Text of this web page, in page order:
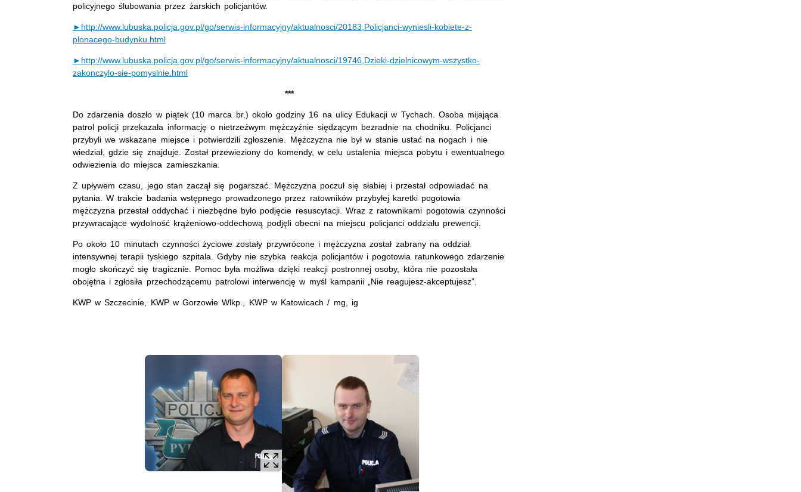
policyjnego ślubowania przez żarskich policjantów.
►http://www.lubuska.policja.gov.pl/go/serwis-informacyjny/aktualnosci/20183,Policjanci-wyniesli-kobiete-z-
plonacego-budynku.html
►http://www.lubuska.policja.gov.pl/go/serwis-informacyjny/aktualnosci/19746,Dzieki-dzielnicowym-wszystko-
zakonczylo-sie-pomyslnie.html
***
Do zdarzenia doszło w piątek (10 marca br.) około godziny 16 na ulicy Edukacji w Tychach. Osoba mijająca
patrol policji przekazała informację o nietrzeźwym mężczyźnie siędzącym bezradnie na chodniku. Policjanci
przybyli we wskazane miejsce i potwierdzili zgłoszenie. Mężczyzna nie był w stanie ustać na nogach i nie
wiedział, gdzie się znajduje. Został przewieziony do komendy, w celu ustalenia miejsca pobytu i ewentualnego
odwiezienia do miejsca zamieszkania.
Z upływem czasu, jego stan zaczął się pogarszać. Mężczyzna poczuł się słabiej i przestał odpowiadać na
pytania. W trakcie badania wstępnego prowadzonego przez ratowników przybyłej karetki pogotowia
mężczyzna przestał oddychać i niezbędne było podjęcie resuscytacji. Wraz z ratownikami pogotowia czynności
przywracające wydolność krążeniowo-oddechową podjęli obecni na miejscu policjanci oddziału prewencji.
Po około 10 minutach czynności życiowe zostały przywrócone i mężczyzna został zabrany na oddział
intensywnej terapii tyskiego szpitala. Gdyby nie szybka reakcja policjantów i pogotowia ratunkowego zdarzenie
mogło skończyć się tragicznie. Pomoc była możliwa dzięki reakcji postronnej osoby, która nie pozostała
obojętna i zgłosiła przechodzącemu patrolowi interwencję w myśl kampanii „Nie reagujesz-akceptujesz”.
KWP w Szczecinie, KWP w Gorzowie Wlkp., KWP w Katowicach / mg, ig